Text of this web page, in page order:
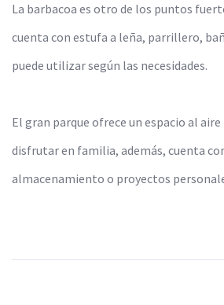
La barbacoa es otro de los puntos
cuenta con estufa a leña, parrillero,
puede utilizar según las necesidades.
El gran parque ofrece un espacio al
disfrutar en familia, además, cuenta
almacenamiento o proyectos